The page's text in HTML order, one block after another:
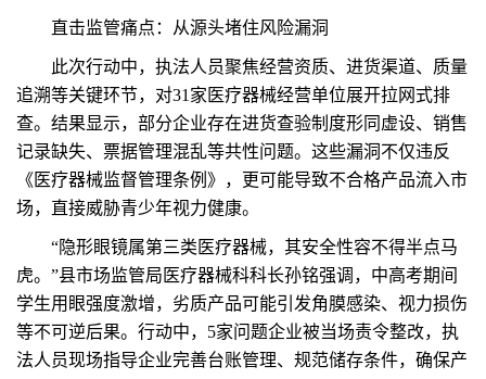
直击监管痛点：从源头堵住风险漏洞
此次行动中，执法人员聚焦经营资质、进货渠道、质量
追溯等关键环节，对31家医疗器械经营单位展开拉网式排
查。结果显示，部分企业存在进货查验制度形同虚设、销售
记录缺失、票据管理混乱等共性问题。这些漏洞不仅违反
《医疗器械监督管理条例》，更可能导致不合格产品流入市
场，直接威胁青少年视力健康。
“隐形眼镜属第三类医疗器械，其安全性容不得半点马
虎。”县市场监管局医疗器械科科长孙铭强调，中高考期间
学生用眼强度激增，劣质产品可能引发角膜感染、视力损伤
等不可逆后果。行动中，5家问题企业被当场责令整改，执
法人员现场指导企业完善台账管理、规范储存条件，确保产